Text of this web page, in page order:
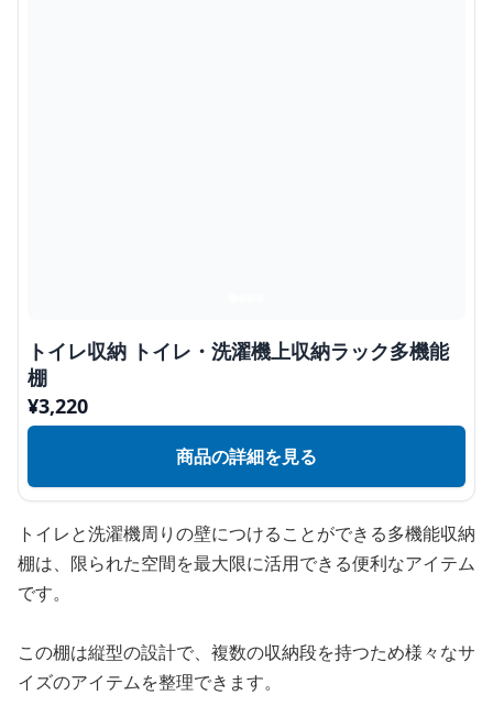
トイレ収納 トイレ・洗濯機上収納ラック多機能
棚
¥3,220
商品の詳細を見る
トイレと洗濯機周りの壁につけることができる多機能収納
棚は、限られた空間を最大限に活用できる便利なアイテム
です。
この棚は縦型の設計で、複数の収納段を持つため様々なサ
イズのアイテムを整理できます。